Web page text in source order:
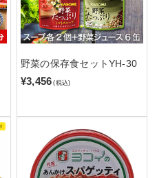
野菜の保存食セットYH-30
¥3,456 (税込)